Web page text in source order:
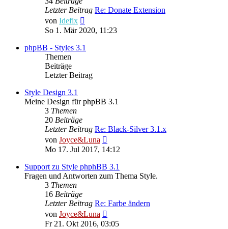
Letzter Beitrag Re: Donate Extension
von Idefix
Beitrag
So 1. Mär 2020, 11:23
phpBB - Styles 3.1
Themen
Beiträge
Letzter Beitrag
Style Design 3.1
Meine Design für phpBB 3.1
3 Themen
20 Beiträge
Letzter Beitrag Re: Black-Silver 3.1.x
von Joyce&Luna
Beitrag
Mo 17. Jul 2017, 14:12
Support zu Style phphBB 3.1
Fragen und Antworten zum Thema Style.
3 Themen
16 Beiträge
Letzter Beitrag Re: Farbe ändern
von Joyce&Luna
Beitrag
Fr 21. Okt 2016, 03:05